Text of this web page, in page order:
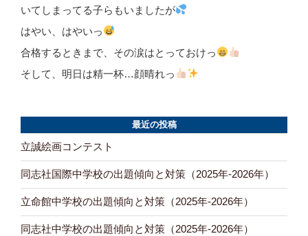
いてしまってる子らもいましたが
はやい、はやいっ
合格するときまで、その涙はとっておけっ
そして、明日は精一杯…顔晴れっ
最近の投稿
立誠絵画コンテスト
同志社国際中学校の出題傾向と対策（2025年-2026年）
立命館中学校の出題傾向と対策（2025年-2026年）
同志社中学校の出題傾向と対策（2025年-2026年）